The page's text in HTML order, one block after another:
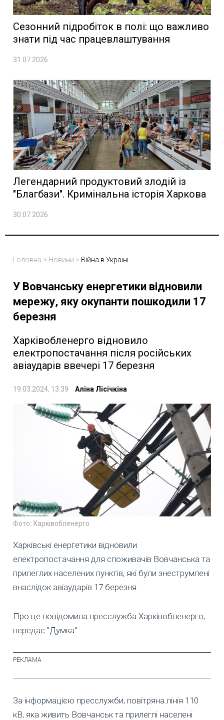
Сезонний підробіток в полі: що важливо
знати під час працевлаштування
31.07.2026
Легендарний продуктовий злодій із
"Благбази". Кримінальна історія Харкова
30.07.2026
Головна > Новини > Війна в Україні
У Вовчанську енергетики відновили
мережу, яку окупанти пошкодили 17
березня
Харківобленерго відновило
електропостачання після російських
авіаударів ввечері 17 березня
19.03.2024, 13:39 Аліна Лісічкіна
Фото: Харківобленерго
Харківські енергетики відновили
електропостачання для споживачів Вовчанська та
прилеглих населених пунктів, які були знеструмлені
внаслідок авіаударів 17 березня.
Про це повідомила пресслужба Харківобленерго,
передає "Думка".
За інформацією пресслужби, повітряна лінія 110
кВ, яка живить Вовчанськ та прилеглі населені